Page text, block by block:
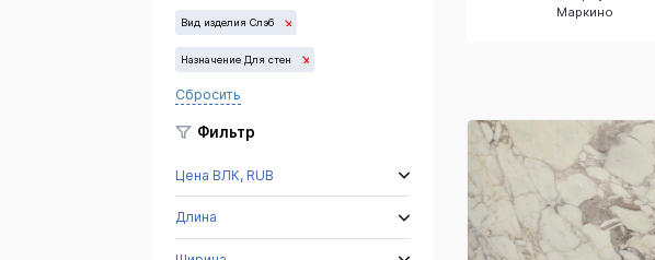
Вид изделия Слэб
Назначение Для стен
Сбросить
Фильтр
Цена ВЛК, RUB
Длина
Дарк
Маркино